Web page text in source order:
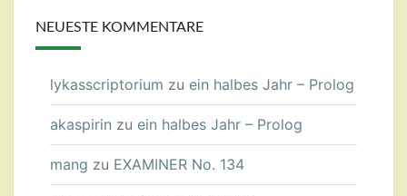
NEUESTE KOMMENTARE
lykasscriptorium zu ein halbes Jahr – Prolog
akaspirin zu ein halbes Jahr – Prolog
mang zu EXAMINER No. 134